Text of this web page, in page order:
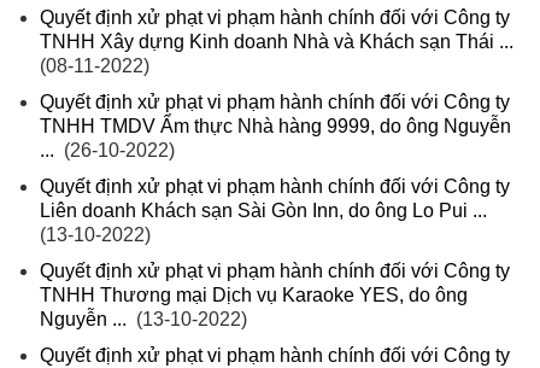
Quyết định xử phạt vi phạm hành chính đối với Công ty
TNHH Xây dựng Kinh doanh Nhà và Khách sạn Thái ...
(08-11-2022)
Quyết định xử phạt vi phạm hành chính đối với Công ty
TNHH TMDV Ẩm thực Nhà hàng 9999, do ông Nguyễn
... (26-10-2022)
Quyết định xử phạt vi phạm hành chính đối với Công ty
Liên doanh Khách sạn Sài Gòn Inn, do ông Lo Pui ...
(13-10-2022)
Quyết định xử phạt vi phạm hành chính đối với Công ty
TNHH Thương mại Dịch vụ Karaoke YES, do ông
Nguyễn ... (13-10-2022)
Quyết định xử phạt vi phạm hành chính đối với Công ty